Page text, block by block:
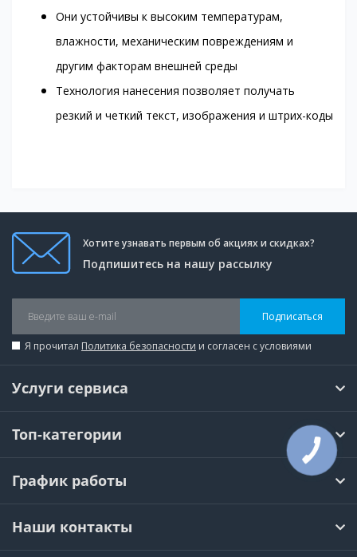
Они устойчивы к высоким температурам,
влажности, механическим повреждениям и
другим факторам внешней среды
Технология нанесения позволяет получать
резкий и четкий текст, изображения и штрих-коды
Хотите узнавать первым об акциях и скидках?
Подпишитесь на нашу рассылку
Подписаться
Я прочитал Политика безопасности и согласен с условиями
Услуги сервиса
Топ-категории
График работы
Наши контакты
КНОПКА
СВЯЗИ